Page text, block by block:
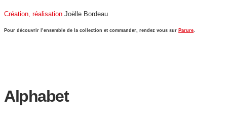
Création, réalisation Joëlle Bordeau
Pour découvrir l’ensemble de la collection et commander, rendez vous sur Parure.
Alphabet